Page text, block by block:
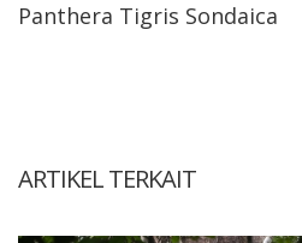
Panthera Tigris Sondaica
ARTIKEL TERKAIT